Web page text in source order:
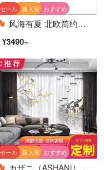
おすすめ
新入荷
セール
风海有夏 北欧简约窗帘遮光轻奢现代高档大气客厅卧室遮阳隔热拼接夏 暖米色 宽4.0*高2.7米一片（挂钩款）挂钩
¥3490~
おすすめ
新入荷
セール
カザニ（ASHANI）は現代の新しい中国風のカーテンをカスタマイズして、中国画水墨山水画江南芸術復古典書房の遮光カーテンの仕切りカーテンS 0433紗-フック幅1メートルの価格/何メートルの撮影をしますか？